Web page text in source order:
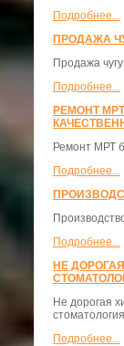
Подробнее...
ПРОДАЖА
Продажа
Подробнее...
РЕМОНТ
Ремонт МРТ
Подробнее...
Подробнее...
НЕ
Не дорогая
стоматология
Подробнее...